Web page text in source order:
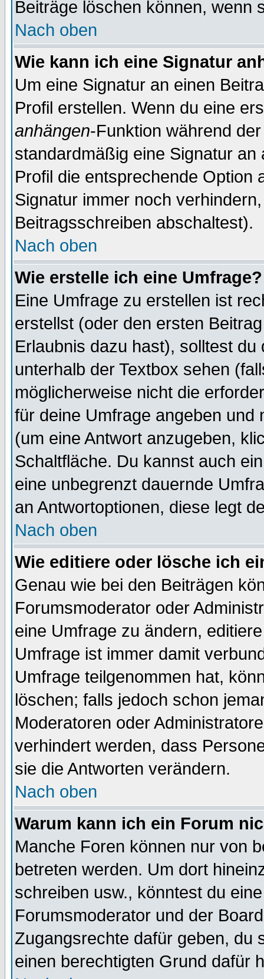
Beiträge löschen können, wenn
Nach oben
Wie kann ich eine Signatur
Um eine Signatur an einen
Profil erstellen. Wenn du eine
anhängen-Funktion während
standardmäßig eine Signatur
Profil die entsprechende Option
Signatur immer noch
Beitragsschreiben abschaltest).
Nach oben
Wie erstelle ich eine Umfrage?
Eine Umfrage zu erstellen ist
erstellst (oder den ersten
Erlaubnis dazu hast), solltest
unterhalb der Textbox sehen
möglicherweise nicht die
für deine Umfrage angeben und
(um eine Antwort anzugeben,
Schaltfläche. Du kannst auch
eine unbegrenzt dauernde
an Antwortoptionen, diese legt
Nach oben
Wie editiere oder lösche ich
Genau wie bei den Beiträgen
Forumsmoderator oder
eine Umfrage zu ändern,
Umfrage ist immer damit
Umfrage teilgenommen hat,
löschen; falls jedoch schon
Moderatoren oder
verhindert werden, dass
sie die Antworten verändern.
Nach oben
Warum kann ich ein Forum
Manche Foren können nur von
betreten werden. Um dort
schreiben usw., könntest du
Forumsmoderator und der
Zugangsrechte dafür geben, du
einen berechtigten Grund dafür